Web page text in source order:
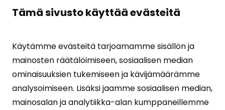
Tämä sivusto käyttää evästeitä
Käytämme evästeitä tarjoamamme sisällön ja
mainosten räätälöimiseen, sosiaalisen median
ominaisuuksien tukemiseen ja kävijämäärämme
analysoimiseen. Lisäksi jaamme sosiaalisen median,
mainosalan ja analytiikka-alan kumppaneillemme
Sähköposti (Pakollinen)
Ehdot (Pakollinen)
Tilaamalla uutiskirjeen hyväksyt
henkilötietojesi käsittelyn
tietosuojalausekkeen
osoittamalla tavalla.